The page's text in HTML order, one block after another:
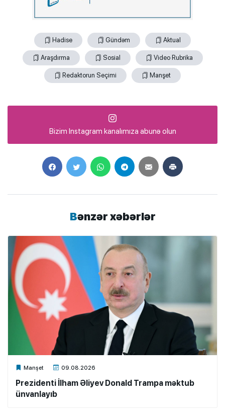
Hadise Gündəm Aktual
Araşdırma Sosial Video Rubrika
Redaktorun Seçimi Manşet
Bizim Instagram kanalımıza abunə olun
Bənzər xəbərlər
Manşet 09.08.2026
Xalq.Online
Prezidenti İlham Əliyev Donald Trampa məktub
ünvanlayıb